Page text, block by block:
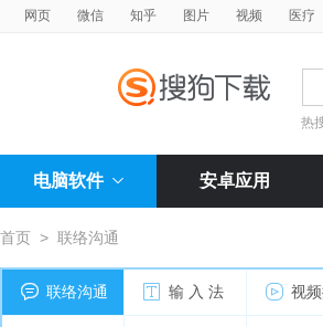
网页 微信 知乎 图片 视频 医疗
热
电脑软件 安卓应用
首页 > 联络沟通
联络沟通 输 入 法 视